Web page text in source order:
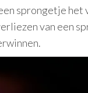
sprongetje het
van een